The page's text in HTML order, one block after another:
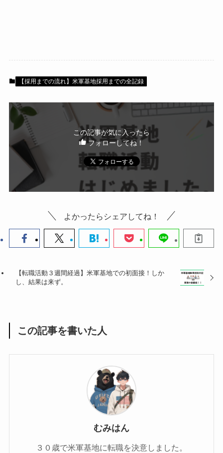
【採用までの流れ】米軍基地採用までの全記録
この記事が気に入ったら
フォローしてね！
よかったらシェアしてね！
【転職活動３週間経過】米軍基地での初面接！しか
し、結果は来ず。
この記事を書いた人
むみはん
３０歳で米軍基地に転職を決意しました。